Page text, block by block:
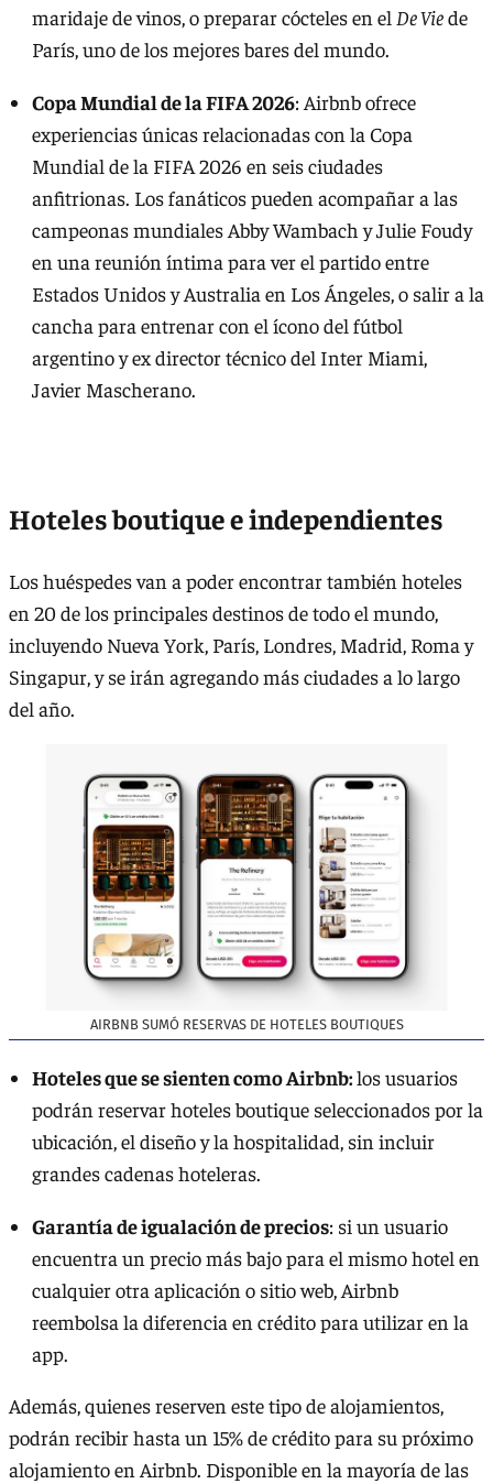
maridaje de vinos, o preparar cócteles en el De Viede
París, uno de los mejores bares del mundo.
Copa Mundial de la FIFA2026: Airbnb ofrece
experiencias únicas relacionadas con la Copa
Mundial de la FIFA 2026 en seis ciudades
anfitrionas. Los fanáticos pueden acompañar a las
campeonas mundiales Abby Wambach y Julie Foudy
en una reunión íntima para ver el partido entre
Estados Unidos y Australia en Los Ángeles, o salir a la
cancha para entrenar con el ícono del fútbol
argentino y ex director técnico del Inter Miami,
Javier Mascherano.
Hoteles boutique e independientes
Los huéspedes van a poder encontrar también hoteles
en 20 de los principales destinos de todo el mundo,
incluyendo Nueva York, París, Londres, Madrid, Roma y
Singapur, y se irán agregando más ciudades a lo largo
del año.
AIRBNB SUMÓ RESERVAS DE HOTELES BOUTIQUES
Hoteles que se sienten comoAirbnb:los usuarios
podrán reservar hoteles boutique seleccionados por la
ubicación, el diseño y la hospitalidad, sin incluir
grandes cadenas hoteleras.
Garantía de igualación de precios: si un usuario
encuentra un precio más bajo para el mismo hotel en
cualquier otra aplicación o sitio web, Airbnb
reembolsa la diferencia en crédito para utilizar en la
app.
Además, quienes reserven este tipo de alojamientos,
podrán recibir hasta un 15% de crédito para su próximo
alojamiento en Airbnb. Disponible en la mayoría de las